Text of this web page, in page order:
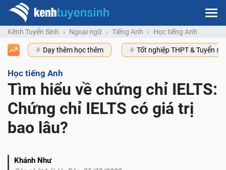
Kênh Tuyển Sinh Ngoại ngữ Tiếng Anh Học tiếng Anh
Dạy thêm học thêm Tốt nghiệp THPT & Tuyển
Học tiếng Anh
Tìm hiểu về chứng chỉ IELTS:
Chứng chỉ IELTS có giá trị
bao lâu?
Khánh Như